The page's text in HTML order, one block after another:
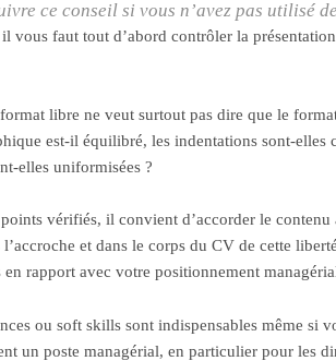
ce conseil si vous n’avez pas utilisé
il vous faut tout d’abord contrôler la
libre ne veut surtout pas dire que le
est-il équilibré, les indentations sont-elles
elles uniformisées ?
vérifiés, il convient d’accorder le contenu
et dans le corps du CV de cette
en rapport avec votre positionnement
ou soft skills sont indispensables même si
un poste managérial, en particulier pour les